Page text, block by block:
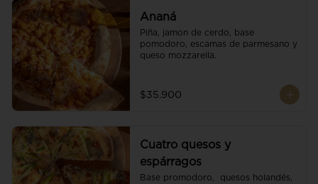
Ananá
Piña, jamon de cerdo, base
pomodoro, escamas de parmesano y
queso mozzarella.
$35.900
Cuatro quesos y
espárragos
Base promodoro,  quesos holandés,